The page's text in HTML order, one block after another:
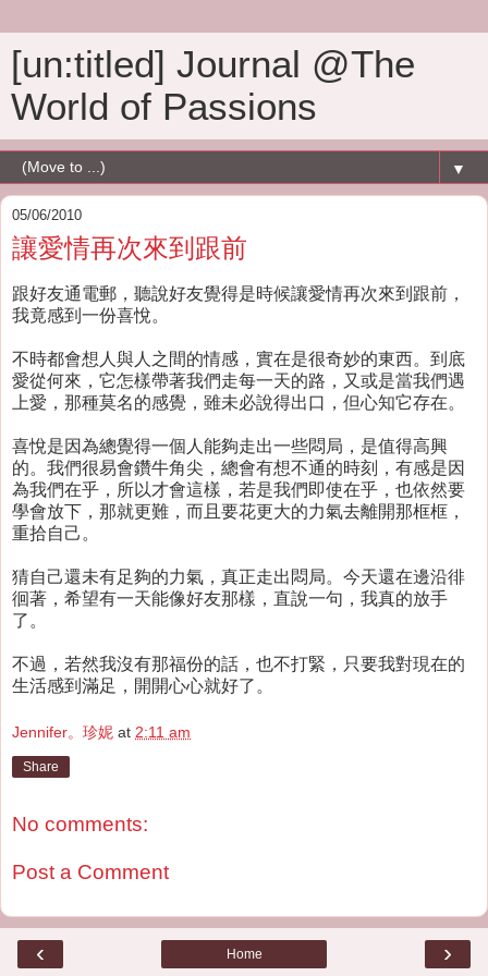
[un:titled] Journal @The
World of Passions
▼
05/06/2010
讓愛情再次來到跟前
跟好友通電郵，聽說好友覺得是時候讓愛情再次來到跟前，
我竟感到一份喜悅。
不時都會想人與人之間的情感，實在是很奇妙的東西。到底
愛從何來，它怎樣帶著我們走每一天的路，又或是當我們遇
上愛，那種莫名的感覺，雖未必說得出口，但心知它存在。
喜悅是因為總覺得一個人能夠走出一些悶局，是值得高興
的。我們很易會鑽牛角尖，總會有想不通的時刻，有感是因
為我們在乎，所以才會這樣，若是我們即使在乎，也依然要
學會放下，那就更難，而且要花更大的力氣去離開那框框，
重拾自己。
猜自己還未有足夠的力氣，真正走出悶局。今天還在邊沿徘
徊著，希望有一天能像好友那樣，直說一句，我真的放手
了。
不過，若然我沒有那福份的話，也不打緊，只要我對現在的
生活感到滿足，開開心心就好了。
Jennifer。珍妮 at 2:11 am
Share
No comments:
Post a Comment
‹ ›
Home